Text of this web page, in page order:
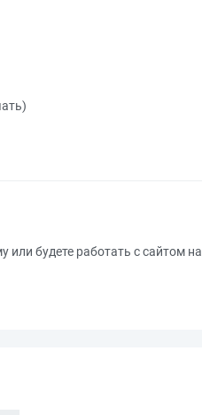
или будете работать с сайтом на